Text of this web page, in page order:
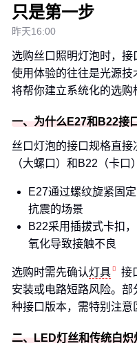
只是第一步
昨天16:00
选购丝口照明灯泡时，
使用体验的往往是光源
将帮你建立系统化的选购
一、为什么E27和B22接
丝口灯泡的接口规格直
（大螺口）和B22（卡口
E27通过螺纹旋紧固
抗震的场景
B22采用插拔式卡扣
氧化导致接触不良
选购时需先确认灯具
接
安装或电路短路风险。部
种接口版本，需特别注意
二、LED灯丝和传统白炽